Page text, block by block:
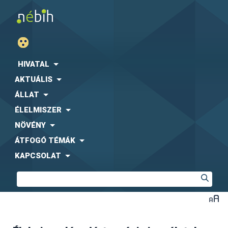
HIVATAL
AKTUÁLIS
ÁLLAT
ÉLELMISZER
NÖVÉNY
ÁTFOGÓ TÉMÁK
KAPCSOLAT
Tevékenységünk a NAH által, az MSZ EN ISO/IEC
Részletező Okirat (2)